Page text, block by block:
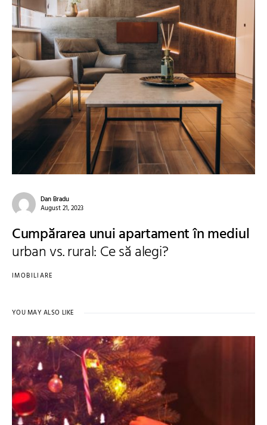
Dan Bradu
August 21, 2023
Cumpărarea unui apartament în mediul
urban vs. rural: Ce să alegi?
IMOBILIARE
YOU MAY ALSO LIKE